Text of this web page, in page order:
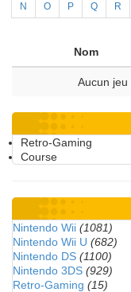
N O P Q R
Nom
Aucun jeu
Retro-Gaming
Course
Nintendo Wii (1081)
Nintendo Wii U (682)
Nintendo DS (1100)
Nintendo 3DS (929)
Retro-Gaming (15)